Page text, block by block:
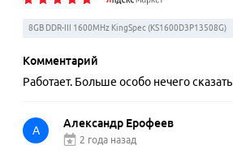
8GB DDR-III 1600MHz KingSpec (KS1600D3P13508G)
Комментарий
Работает. Больше особо нечего сказать
А
Александр Ерофеев
2 года назад